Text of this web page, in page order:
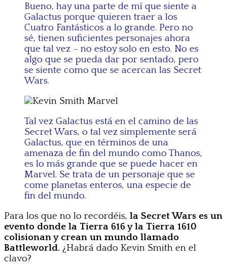
Bueno, hay una parte de mí que siente a
Galactus porque quieren traer a los
Cuatro Fantásticos a lo grande. Pero no
sé, tienen suficientes personajes ahora
que tal vez – no estoy solo en esto. No es
algo que se pueda dar por sentado, pero
se siente como que se acercan las Secret
Wars.
Tal vez Galactus está en el camino de las
Secret Wars, o tal vez simplemente será
Galactus, que en términos de una
amenaza de fin del mundo como Thanos,
es lo más grande que se puede hacer en
Marvel. Se trata de un personaje que se
come planetas enteros, una especie de
fin del mundo.
Para los que no lo recordéis, la Secret Wars es un
evento donde la Tierra 616 y la Tierra 1610
colisionan y crean un mundo llamado
Battleworld. ¿Habrá dado Kevin Smith en el
clavo?